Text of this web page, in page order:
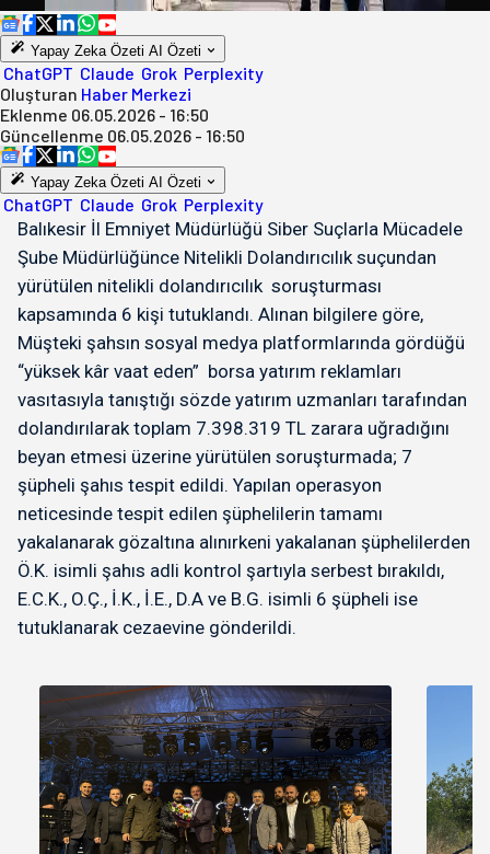
Yapay Zeka Özeti AI Özeti
ChatGPT Claude Grok Perplexity
Oluşturan Haber Merkezi
Eklenme 06.05.2026 - 16:50
Güncellenme 06.05.2026 - 16:50
Yapay Zeka Özeti AI Özeti
ChatGPT Claude Grok Perplexity
Balıkesir İl Emniyet Müdürlüğü Siber Suçlarla Mücadele
Şube Müdürlüğünce Nitelikli Dolandırıcılık suçundan
yürütülen nitelikli dolandırıcılık soruşturması
kapsamında 6 kişi tutuklandı. Alınan bilgilere göre,
Müşteki şahsın sosyal medya platformlarında gördüğü
“yüksek kâr vaat eden” borsa yatırım reklamları
vasıtasıyla tanıştığı sözde yatırım uzmanları tarafından
dolandırılarak toplam 7.398.319 TL zarara uğradığını
beyan etmesi üzerine yürütülen soruşturmada; 7
şüpheli şahıs tespit edildi. Yapılan operasyon
neticesinde tespit edilen şüphelilerin tamamı
yakalanarak gözaltına alınırkeni yakalanan şüphelilerden
Ö.K. isimli şahıs adli kontrol şartıyla serbest bırakıldı,
E.C.K., O.Ç., İ.K., İ.E., D.A ve B.G. isimli 6 şüpheli ise
tutuklanarak cezaevine gönderildi.